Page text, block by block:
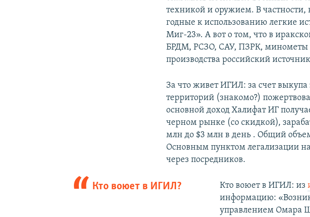
техникой и оружием. В частности,
годные к использованию легкие
Миг-23». А вот о том, что в
БРДМ, РСЗО, САУ, ПЗРК, минометы
производства российский
За что живет ИГИЛ: за счет
территорий (знакомо?)
основной доход Халифат ИГ
черном рынке (со скидкой),
млн до $3 млн в день . Общий
Основным пунктом легализации
через посредников.
Кто воюет в ИГИЛ? Кто воюет в ИГИЛ: из
информацию:
управлением Омара